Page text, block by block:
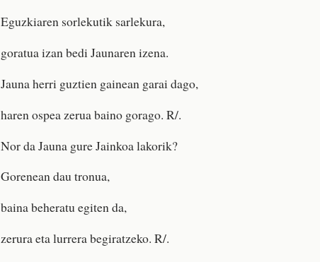
Eguzkiaren sorlekutik sarlekura,
goratua izan bedi Jaunaren izena.
Jauna herri guztien gainean garai dago,
haren ospea zerua baino gorago. R/.
Nor da Jauna gure Jainkoa lakorik?
Gorenean dau tronua,
baina beheratu egiten da,
zerura eta lurrera begiratzeko. R/.